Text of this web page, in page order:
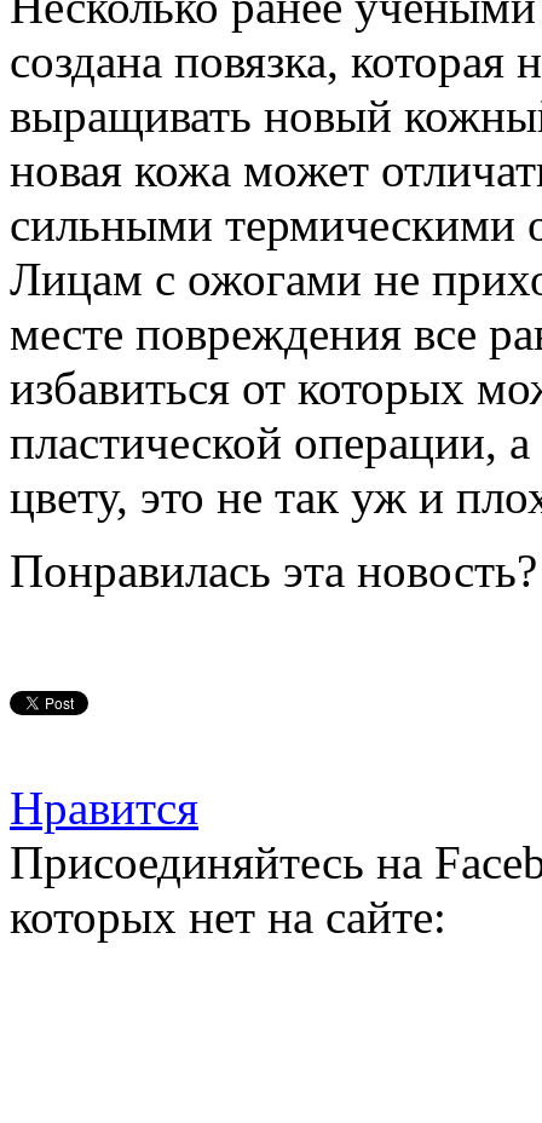
создана повязка,
выращивать новый
новая кожа может
сильными термическими
Лицам с ожогами не
месте повреждения все
избавиться от которых
пластической операции,
цвету, это не так уж и
Понравилась эта
Нравится
Присоединяйтесь на
которых нет на сайте: